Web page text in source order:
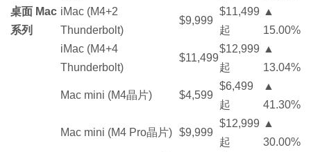
桌面 Mac
系列
iMac (M4+2
Thunderbolt)
$9,999
$11,499
起
▲
15.00%
iMac (M4+4
Thunderbolt)
$11,499
$12,999
起
▲
13.04%
Mac mini (M4晶片) $4,599
$6,499
起
▲
41.30%
Mac mini (M4 Pro晶片) $9,999
$12,999
起
▲
30.00%